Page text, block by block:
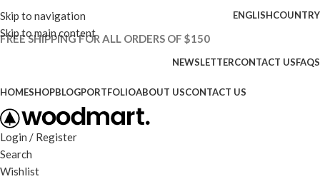
Skip to navigation
Skip to main content
ENGLISHCOUNTRY
FREE SHIPPING FOR ALL ORDERS OF $150
NEWSLETTERCONTACT USFAQS
HOMESHOPBLOGPORTFOLIOABOUT USCONTACT US
Login / Register
Search
Wishlist